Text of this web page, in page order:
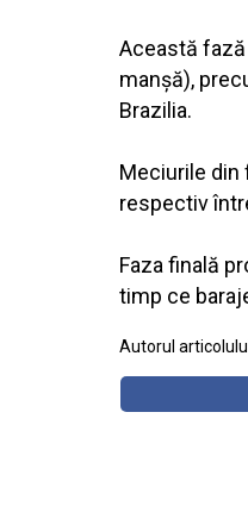
Această
manșă),
Brazilia.
Meciurile din
respectiv
Faza finală
timp ce
Autorul